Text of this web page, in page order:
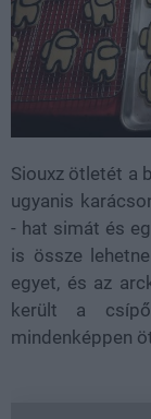
Siouxz ötletét a
ugyanis
- hat simát és
is össze
egyet, és az
került a
mindenképpen